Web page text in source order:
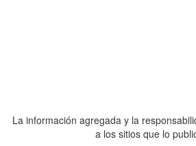
La información agregada y la
a los sitios que lo